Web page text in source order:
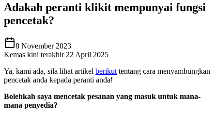
Adakah peranti klikit mempunyai fungsi
pencetak?
8 November 2023
Kemas kini terakhir 22 April 2025
Ya, kami ada, sila lihat artikel berikut tentang cara menyambungkan
pencetak anda kepada peranti anda!
Bolehkah saya mencetak pesanan yang masuk untuk mana-
mana penyedia?